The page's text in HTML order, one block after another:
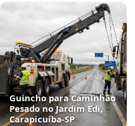
Guincho para Caminhão
Pesado no Jardim Edi,
Carapicuíba‑SP